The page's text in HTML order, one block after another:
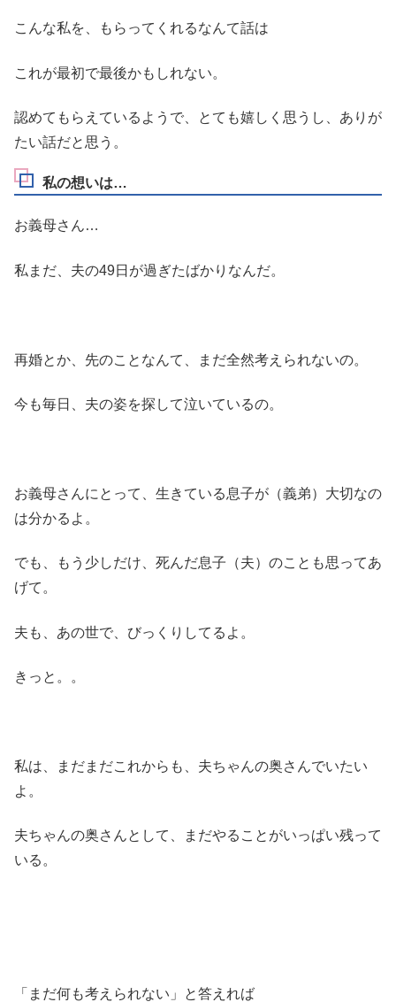
こんな私を、もらってくれるなんて話は
これが最初で最後かもしれない。
認めてもらえているようで、とても嬉しく思うし、ありが
たい話だと思う。
私の想いは…
お義母さん…
私まだ、夫の49日が過ぎたばかりなんだ。
再婚とか、先のことなんて、まだ全然考えられないの。
今も毎日、夫の姿を探して泣いているの。
お義母さんにとって、生きている息子が（義弟）大切なの
は分かるよ。
でも、もう少しだけ、死んだ息子（夫）のことも思ってあ
げて。
夫も、あの世で、びっくりしてるよ。
きっと。。
私は、まだまだこれからも、夫ちゃんの奥さんでいたい
よ。
夫ちゃんの奥さんとして、まだやることがいっぱい残って
いる。
「まだ何も考えられない」と答えれば